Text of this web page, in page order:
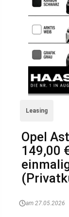
Leasing
Opel
149,00
am 27.05.2026